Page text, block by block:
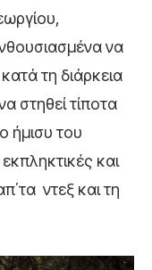
να
τη διάρκεια
στηθεί τίποτα
ήμισυ του
και
ντεξ και τη